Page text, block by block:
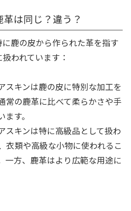
は同じ？違う？
鹿の皮から作られた革を指す
われています：
スキンは鹿の皮に特別な加工を
常の鹿革に比べて柔らかさや手
す。
スキンは特に高級品として扱わ
衣類や高級な小物に使われるこ
一方、鹿革はより広範な用途に